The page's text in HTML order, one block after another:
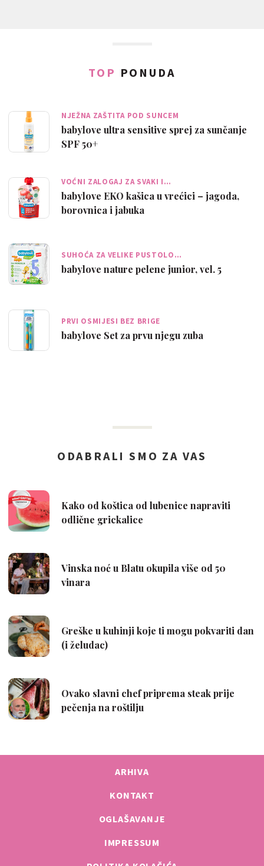
TOP PONUDA
NJEŽNA ZAŠTITA POD SUNCEM
babylove ultra sensitive sprej za sunčanje
SPF 50+
VOĆNI ZALOGAJ ZA SVAKI I…
babylove EKO kašica u vrećici – jagoda,
borovnica i jabuka
SUHOĆA ZA VELIKE PUSTOLO…
babylove nature pelene junior, vel. 5
PRVI OSMIJESI BEZ BRIGE
babylove Set za prvu njegu zuba
ARHIVA
KONTAKT
OGLAŠAVANJE
IMPRESSUM